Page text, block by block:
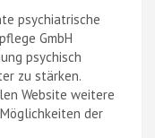
psychiatrische
GmbH
psychisch
zu stärken.
Website weitere
der